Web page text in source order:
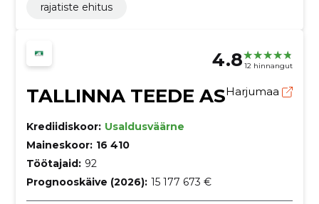
rajatiste ehitus
4.8 12 hinnangut
TALLINNA TEEDE ASHarjumaa
Krediidiskoor: Usaldusväärne
Maineskoor: 16 410
Töötajaid: 92
Prognooskäive (2026): 15 177 673 €